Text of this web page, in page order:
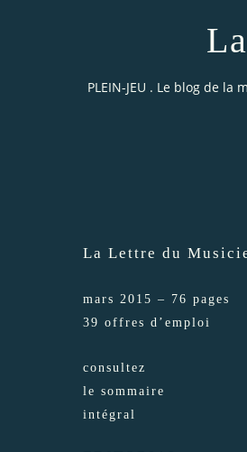
PLEIN-JEU . Le blog de
La Lettre du
mars 2015 – 76 pages
39 offres d’emploi
consultez
le sommaire
intégral